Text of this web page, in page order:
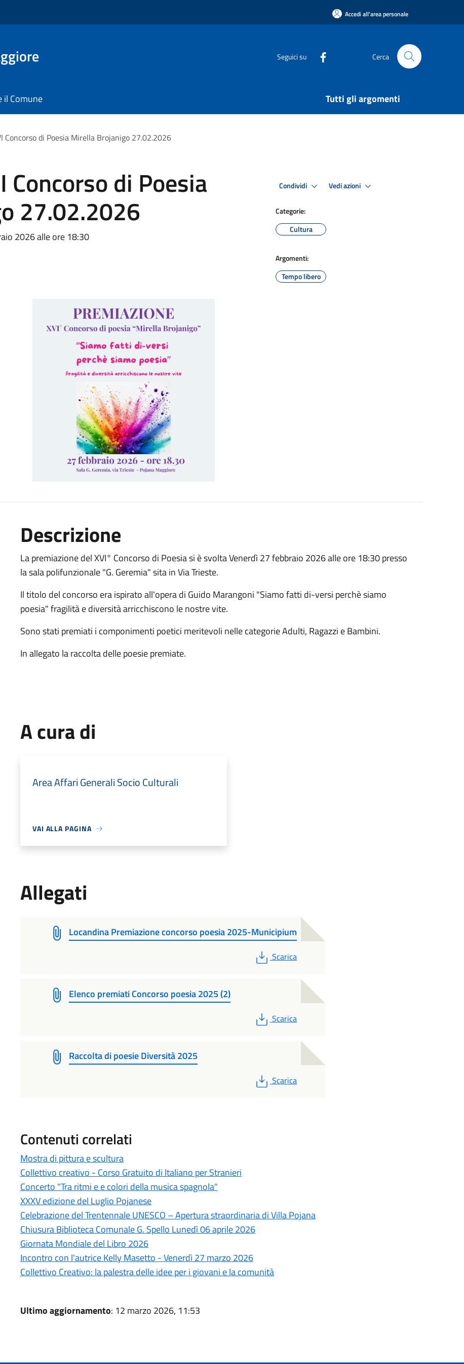
Accedi all'area personale
Seguici su Cerca
il Comune Tutti gli argomenti
Concorso di Poesia Mirella Brojanigo 27.02.2026
Concorso di Poesia
27.02.2026
2026 alle ore 18:30
Condividi Vedi azioni
Categorie:
Cultura
Argomenti:
Tempo libero
Descrizione
La premiazione del XVI° Concorso di Poesia si è svolta Venerdì 27 febbraio 2026 alle ore 18:30 presso
la sala polifunzionale "G. Geremia" sita in Via Trieste.
Il titolo del concorso era ispirato all'opera di Guido Marangoni "Siamo fatti di-versi perchè siamo
poesia" fragilità e diversità arricchiscono le nostre vite.
Sono stati premiati i componimenti poetici meritevoli nelle categorie Adulti, Ragazzi e Bambini.
In allegato la raccolta delle poesie premiate.
A cura di
Area Affari Generali Socio Culturali
VAI ALLA PAGINA
Allegati
Locandina Premiazione concorso poesia 2025-Municipium
PDF
Scarica
Elenco premiati Concorso poesia 2025 (2)
PDF
Scarica
Raccolta di poesie Diversità 2025
PDF
Scarica
Contenuti correlati
Mostra di pittura e scultura
Collettivo creativo - Corso Gratuito di Italiano per Stranieri
Concerto "Tra ritmi e e colori della musica spagnola"
XXXV edizione del Luglio Pojanese
Celebrazione del Trentennale UNESCO – Apertura straordinaria di Villa Pojana
Chiusura Biblioteca Comunale G. Spello Lunedì 06 aprile 2026
Giornata Mondiale del Libro 2026
Incontro con l'autrice Kelly Masetto - Venerdì 27 marzo 2026
Collettivo Creativo: la palestra delle idee per i giovani e la comunità
Ultimo aggiornamento: 12 marzo 2026, 11:53